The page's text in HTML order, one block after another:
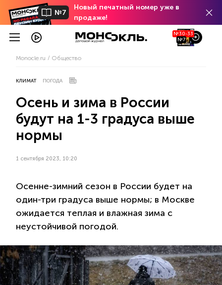
№7
Новый печатный номер уже в
продаже!
№30-33
№7
Monocle.ru Общество
КЛИМАТ ПОГОДА
Осень и зима в России
будут на 1-3 градуса выше
нормы
1 сентября 2023, 10:20
Осенне-зимний сезон в России будет на
один-три градуса выше нормы; в Москве
ожидается теплая и влажная зима с
неустойчивой погодой.